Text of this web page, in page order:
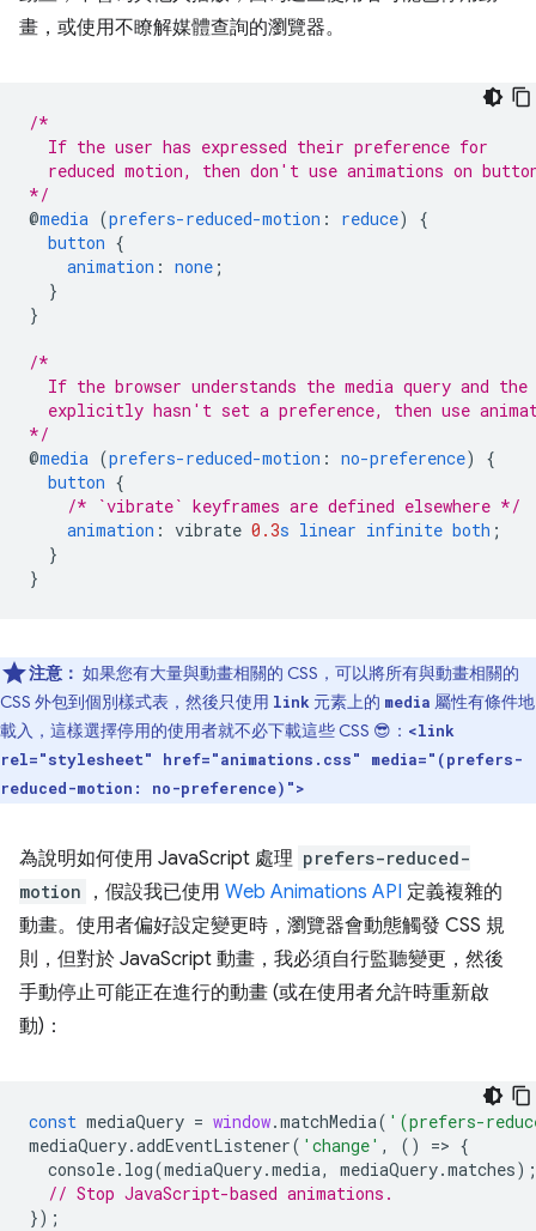
畫，或使用不瞭解媒體查詢的瀏覽器。
/*
  If the user has expressed their preference for
reduced motion, then don't use animations on
*/
@media (prefers-reduced-motion : reduce)
{
button {
animation : none ;
}
}
/*
If the browser understands the media query and the
explicitly hasn't set a preference, then use
*/
@media (prefers-reduced-motion : no-preference)
{
button {
/* `vibrate` keyframes are defined elsewhere */
animation : vibrate 0.3s linear infinite both ;
}
}
注意： 如果您有大量與動畫相關的 CSS，可以將所有與動畫相關的
CSS 外包到個別樣式表，然後只使用 link 元素上的 media 屬性有條件地
載入，這樣選擇停用的使用者就不必下載這些 CSS 😎： <link
rel="stylesheet" href="animations.css" media="(prefers-
reduced-motion: no-preference)">
為說明如何使用 JavaScript 處理 prefers-reduced-
motion
，假設我已使用 Web Animations API 定義複雜的
動畫。使用者偏好設定變更時，瀏覽器會動態觸發 CSS 規
則，但對於 JavaScript 動畫，我必須自行監聽變更，然後
手動停止可能正在進行的動畫 (或在使用者允許時重新啟
動)：
const mediaQuery = window.matchMedia( '(prefers-
mediaQuery.addEventListener( 'change' , () => {
console. log(mediaQuery.media, mediaQuery.matches);
// Stop JavaScript-based animations.
});